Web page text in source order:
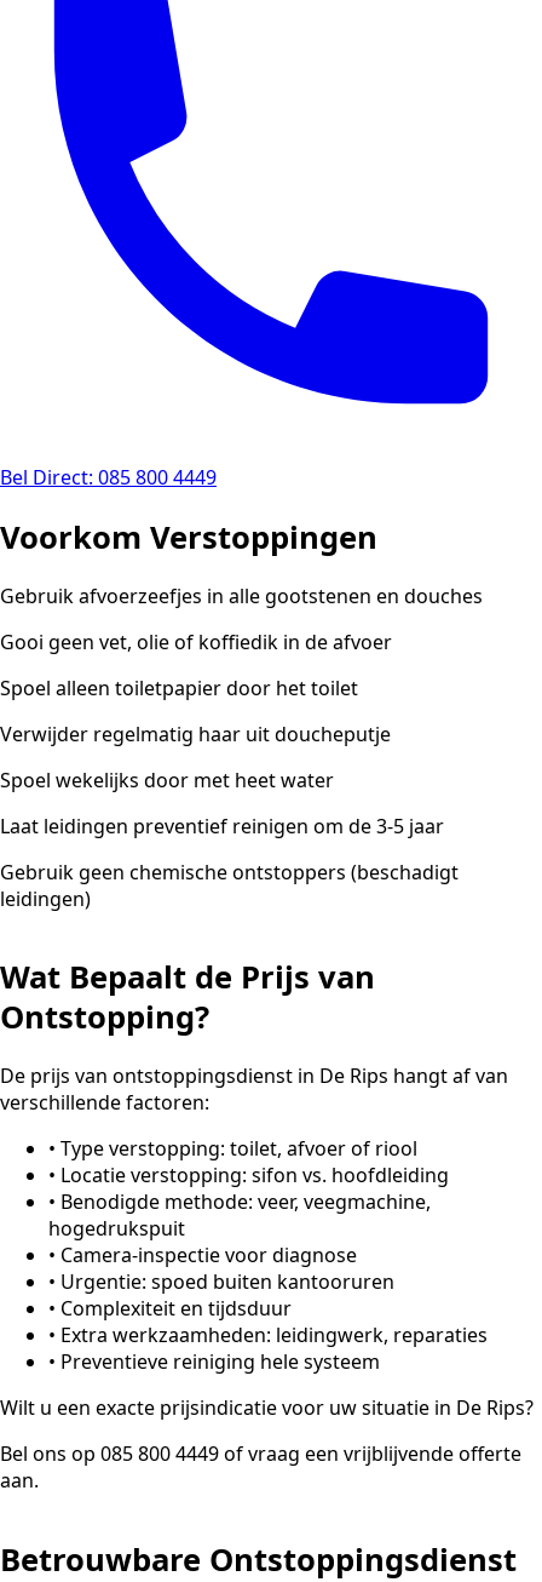
Bel Direct: 085 800 4449
Voorkom Verstoppingen
Gebruik afvoerzeefjes in alle gootstenen en douches
Gooi geen vet, olie of koffiedik in de afvoer
Spoel alleen toiletpapier door het toilet
Verwijder regelmatig haar uit doucheputje
Spoel wekelijks door met heet water
Laat leidingen preventief reinigen om de 3-5 jaar
Gebruik geen chemische ontstoppers (beschadigt
leidingen)
Wat Bepaalt de Prijs van
Ontstopping?
De prijs van ontstoppingsdienst in De Rips hangt af van
verschillende factoren:
• Type verstopping: toilet, afvoer of riool
• Locatie verstopping: sifon vs. hoofdleiding
• Benodigde methode: veer, veegmachine,
hogedrukspuit
• Camera-inspectie voor diagnose
• Urgentie: spoed buiten kantooruren
• Complexiteit en tijdsduur
• Extra werkzaamheden: leidingwerk, reparaties
• Preventieve reiniging hele systeem
Wilt u een exacte prijsindicatie voor uw situatie in De Rips?
Bel ons op 085 800 4449 of vraag een vrijblijvende offerte
aan.
Betrouwbare Ontstoppingsdienst